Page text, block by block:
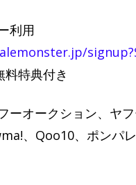
利用
特典付き
ーオークション、ヤフ
、Qoo10、ポンパ